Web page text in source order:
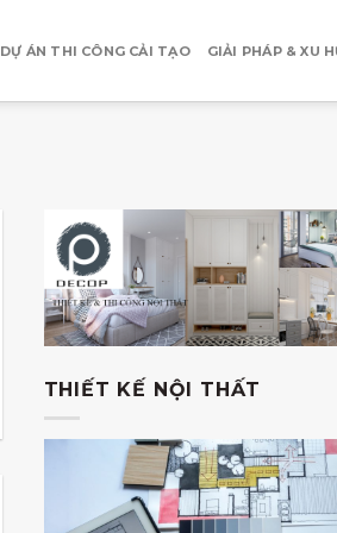
DỰ ÁN THI CÔNG CẢI TẠO GIẢI PHÁP & XU
THIẾT KẾ NỘI THẤT